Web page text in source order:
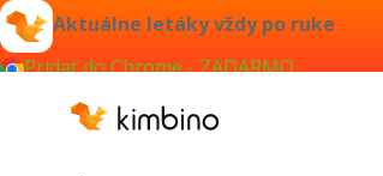
Aktuálne letáky vždy po ruke
Pridať do Chrome - ZADARMO